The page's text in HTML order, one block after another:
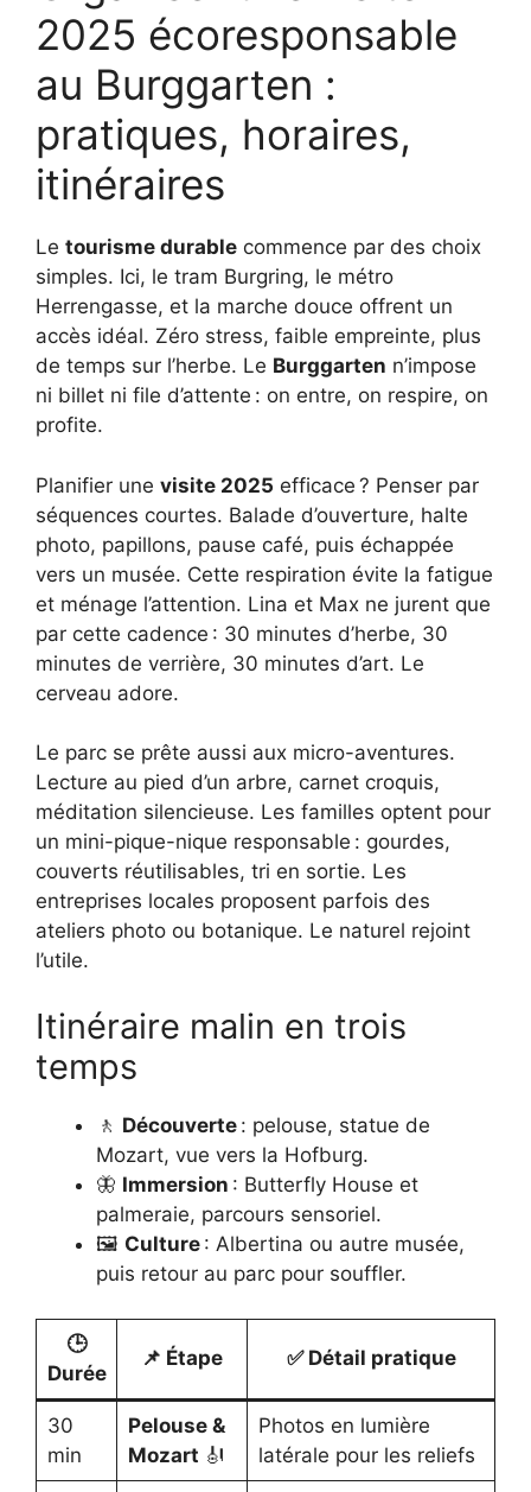
2025 écoresponsable
au Burggarten :
pratiques, horaires,
itinéraires
Le tourisme durable commence par des choix
simples. Ici, le tram Burgring, le métro
Herrengasse, et la marche douce offrent un
accès idéal. Zéro stress, faible empreinte, plus
de temps sur l’herbe. Le Burggarten n’impose
ni billet ni file d’attente : on entre, on respire, on
profite.
Planifier une visite 2025 efficace ? Penser par
séquences courtes. Balade d’ouverture, halte
photo, papillons, pause café, puis échappée
vers un musée. Cette respiration évite la fatigue
et ménage l’attention. Lina et Max ne jurent que
par cette cadence : 30 minutes d’herbe, 30
minutes de verrière, 30 minutes d’art. Le
cerveau adore.
Le parc se prête aussi aux micro-aventures.
Lecture au pied d’un arbre, carnet croquis,
méditation silencieuse. Les familles optent pour
un mini-pique-nique responsable : gourdes,
couverts réutilisables, tri en sortie. Les
entreprises locales proposent parfois des
ateliers photo ou botanique. Le naturel rejoint
l’utile.
Itinéraire malin en trois
temps
🚶 Découverte : pelouse, statue de
Mozart, vue vers la Hofburg.
🦋 Immersion : Butterfly House et
palmeraie, parcours sensoriel.
🖼️ Culture : Albertina ou autre musée,
puis retour au parc pour souffler.
🕒
Durée
📌 Étape ✅ Détail pratique
30
min
Pelouse &
Mozart 🎻
Photos en lumière
latérale pour les reliefs